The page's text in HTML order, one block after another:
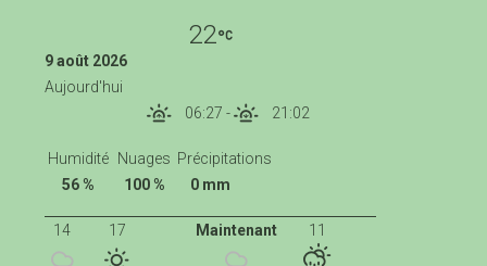
22
9 août 2026
Aujourd'hui
06:27 - 21:02
Humidité
56 %
Nuages
100 %
Précipitations
0 mm
Maintenant 11
14 17